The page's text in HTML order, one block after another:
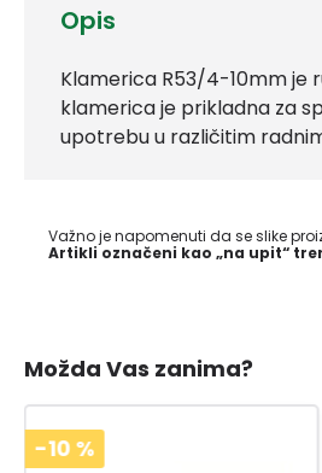
Opis
Klamerica R53/4-10mm je
klamerica je prikladna za
upotrebu u različitim
Važno je napomenuti da se slike
Artikli označeni kao „na upit“
Možda Vas zanima?
-10 %